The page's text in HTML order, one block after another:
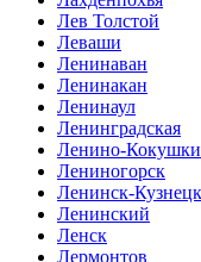
Лев Толстой
Леваши
Ленинаван
Ленинакан
Ленинаул
Ленинградская
Ленино-
Лениногорск
Ленинск-
Ленинский
Ленск
Лермонтов